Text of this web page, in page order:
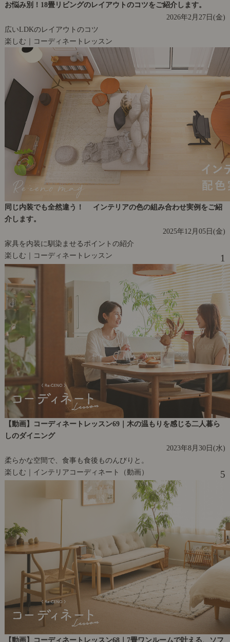
お悩み別！18畳リビングのレイアウトのコツをご紹介します。
2026年2月27日(金)
広いLDKのレイアウトのコツ
楽しむ｜コーディネートレッスン
同じ内装でも全然違う！ インテリアの色の組み合わせ実例をご紹
介します。
2025年12月05日(金)
家具を内装に馴染ませるポイントの紹介
楽しむ｜コーディネートレッスン
1
【動画】コーディネートレッスン69｜木の温もりを感じる二人暮ら
しのダイニング
2023年8月30日(水)
柔らかな空間で、食事も食後ものんびりと。
楽しむ｜インテリアコーディネート（動画）
5
【動画】コーディネートレッスン68｜7畳ワンルームで叶える、ソフ